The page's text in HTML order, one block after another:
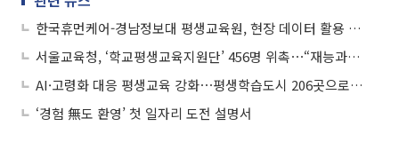
한국휴먼케어-경남정보대 평생교육원, 현장 데이터 활용 '에이지테크' 시니어 교육 혁신
서울교육청, ‘학교평생교육지원단’ 456명 위촉⋯“재능과 경험 나눈다”
AI·고령화 대응 평생교육 강화⋯평생학습도시 206곳으로 확대
‘경험 無도 환영’ 첫 일자리 도전 설명서